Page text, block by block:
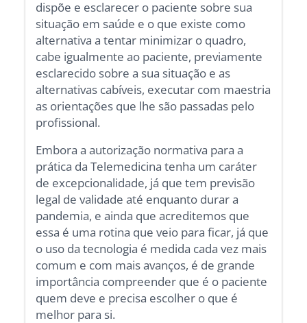
dispõe e esclarecer o paciente sobre sua
situação em saúde e o que existe como
alternativa a tentar minimizar o quadro,
cabe igualmente ao paciente, previamente
esclarecido sobre a sua situação e as
alternativas cabíveis, executar com maestria
as orientações que lhe são passadas pelo
profissional.
Embora a autorização normativa para a
prática da Telemedicina tenha um caráter
de excepcionalidade, já que tem previsão
legal de validade até enquanto durar a
pandemia, e ainda que acreditemos que
essa é uma rotina que veio para ficar, já que
o uso da tecnologia é medida cada vez mais
comum e com mais avanços, é de grande
importância compreender que é o paciente
quem deve e precisa escolher o que é
melhor para si.